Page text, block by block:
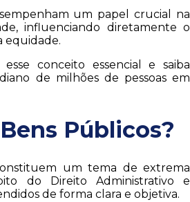
um papel crucial na
influenciando diretamente o
equidade.
conceito essencial e saiba
de milhões de pessoas em
Públicos?
um tema de extrema
do Direito Administrativo e
de forma clara e objetiva.